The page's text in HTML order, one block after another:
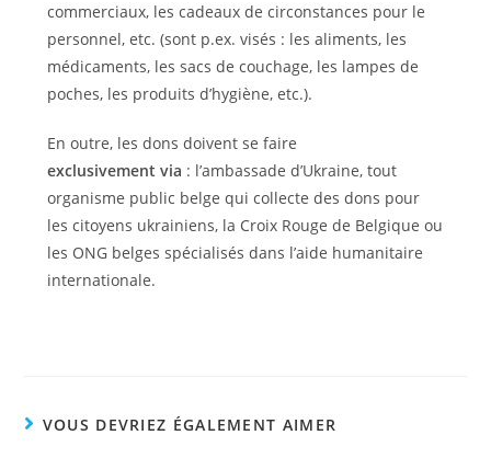
commerciaux, les cadeaux de circonstances pour le
personnel, etc. (sont p.ex. visés : les aliments, les
médicaments, les sacs de couchage, les lampes de
poches, les produits d’hygiène, etc.).
En outre, les dons doivent se faire
exclusivement via : l’ambassade d’Ukraine, tout
organisme public belge qui collecte des dons pour
les citoyens ukrainiens, la Croix Rouge de Belgique ou
les ONG belges spécialisés dans l’aide humanitaire
internationale.
VOUS DEVRIEZ ÉGALEMENT AIMER